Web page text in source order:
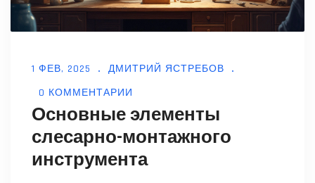
1 ФЕВ, 2025
ДМИТРИЙ ЯСТРЕБОВ
0 КОММЕНТАРИИ
Основные элементы
слесарно-монтажного
инструмента